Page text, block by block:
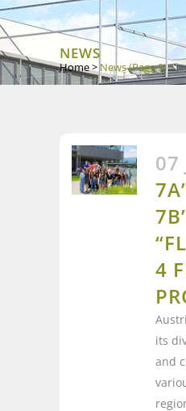
NEWS
Home> News(Page 9)
07
4
its
and